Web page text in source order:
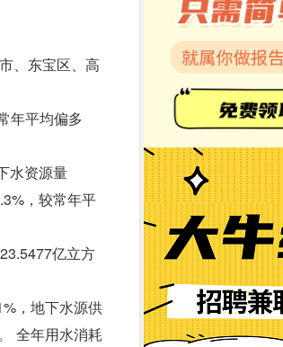
、东宝区、高
年平均偏多
水资源量
，较常年平
亿立方
，地下水源供
全年用水消耗